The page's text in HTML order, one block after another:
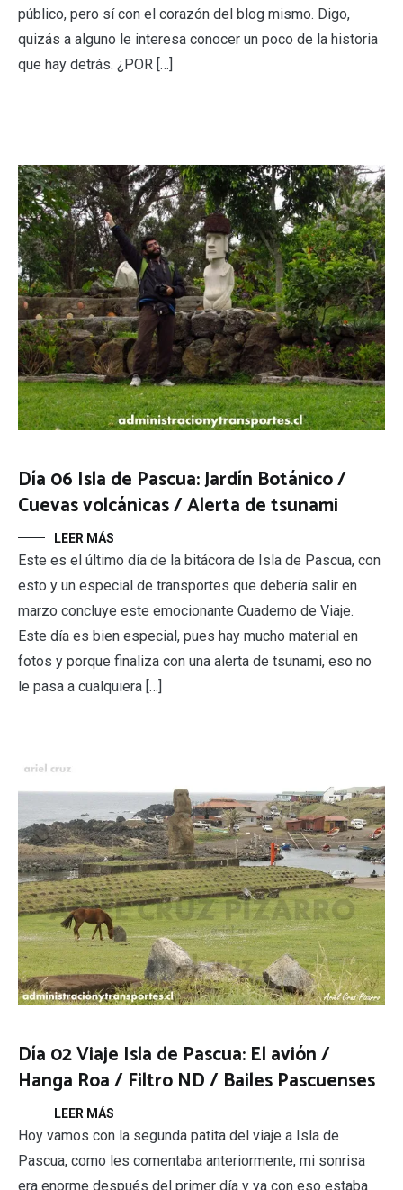
público, pero sí con el corazón del blog mismo. Digo,
quizás a alguno le interesa conocer un poco de la historia
que hay detrás. ¿POR […]
Día 06 Isla de Pascua: Jardín Botánico /
Cuevas volcánicas / Alerta de tsunami
LEER MÁS
Este es el último día de la bitácora de Isla de Pascua, con
esto y un especial de transportes que debería salir en
marzo concluye este emocionante Cuaderno de Viaje.
Este día es bien especial, pues hay mucho material en
fotos y porque finaliza con una alerta de tsunami, eso no
le pasa a cualquiera […]
Día 02 Viaje Isla de Pascua: El avión /
Hanga Roa / Filtro ND / Bailes Pascuenses
LEER MÁS
Hoy vamos con la segunda patita del viaje a Isla de
Pascua, como les comentaba anteriormente, mi sonrisa
era enorme después del primer día y ya con eso estaba